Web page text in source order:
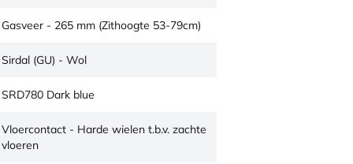
Gasveer - 265 mm (Zithoogte 53-79cm)
Sirdal (GU) - Wol
SRD780 Dark blue
Vloercontact - Harde wielen t.b.v. zachte
vloeren